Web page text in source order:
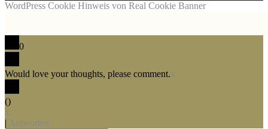
WordPress Cookie Hinweis von Real Cookie Banner
0
Would love your thoughts, please comment.x
()
x
| Antworten